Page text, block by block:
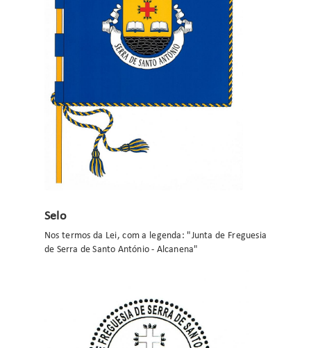
Selo
Nos termos da Lei, com a legenda: "Junta de Freguesia
de Serra de Santo António - Alcanena"